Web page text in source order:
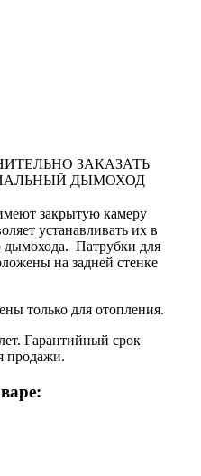
ЗАКАЗАТЬ
ДЫМОХОД
закрытую камеру
устанавливать их в
дымохода. Патрубки для
на задней стенке
только для отопления.
Гарантийный срок
продажи.